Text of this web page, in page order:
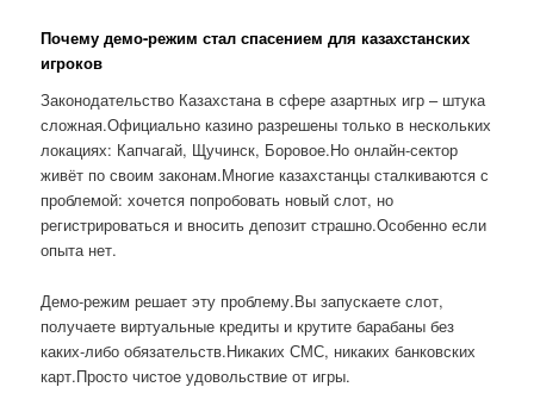
Почему демо-режим стал спасением для казахстанских
игроков
Законодательство Казахстана в сфере азартных игр – штука
сложная.Официально казино разрешены только в нескольких
локациях: Капчагай, Щучинск, Боровое.Но онлайн-сектор
живёт по своим законам.Многие казахстанцы сталкиваются с
проблемой: хочется попробовать новый слот, но
регистрироваться и вносить депозит страшно.Особенно если
опыта нет.
Демо-режим решает эту проблему.Вы запускаете слот,
получаете виртуальные кредиты и крутите барабаны без
каких-либо обязательств.Никаких СМС, никаких банковских
карт.Просто чистое удовольствие от игры.